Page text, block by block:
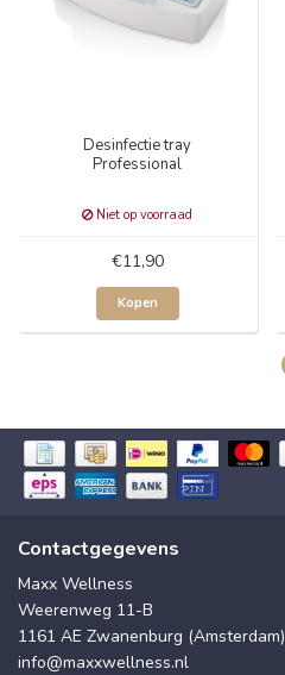
Desinfectie tray
Professional
Niet op voorraad
€11,90
Kopen
Contactgegevens
Maxx Wellness
Weerenweg 11-B
1161 AE Zwanenburg (Amsterdam)
info@maxxwellness.nl